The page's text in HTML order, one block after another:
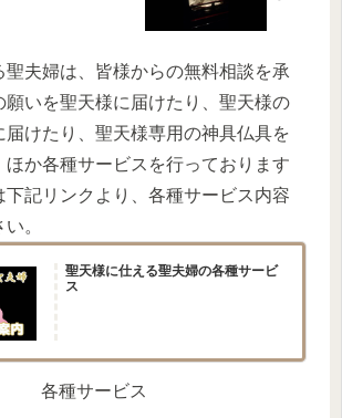
聖夫婦は、皆様からの無料相談を承
願いを聖天様に届けたり、聖天様の
届けたり、聖天様専用の神具仏具を
ほか各種サービスを行っております
下記リンクより、各種サービス内容
。
聖天様に仕える聖夫婦の各種サービ
ス
各種サービス